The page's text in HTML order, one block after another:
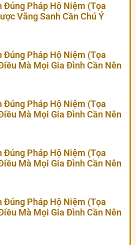
Đúng Pháp Hộ Niệm (Tọa
Vãng Sanh Cần Chú Ý
Đúng Pháp Hộ Niệm (Tọa
Mà Mọi Gia Đình Cần Nên
Đúng Pháp Hộ Niệm (Tọa
Mà Mọi Gia Đình Cần Nên
Đúng Pháp Hộ Niệm (Tọa
Mà Mọi Gia Đình Cần Nên
Đúng Pháp Hộ Niệm (Tọa
Mà Mọi Gia Đình Cần Nên